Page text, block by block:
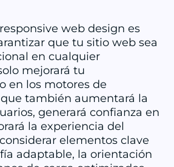
web design es
que tu sitio web sea
en cualquier
mejorará tu
en los motores de
también aumentará la
generará confianza en
la experiencia del
elementos clave
adaptable, la orientación